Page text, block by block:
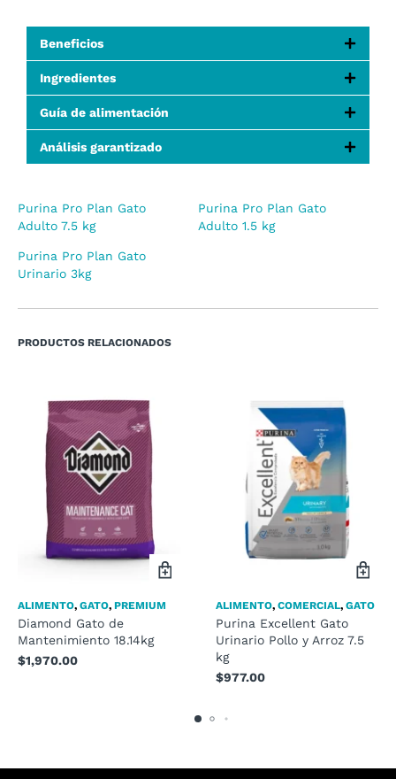
Beneficios
Ingredientes
Guía de alimentación
Análisis garantizado
Purina Pro Plan Gato
Adulto 7.5 kg
Purina Pro Plan Gato
Adulto 1.5 kg
Purina Pro Plan Gato
Urinario 3kg
PRODUCTOS RELACIONADOS
ALIMENTO, GATO, PREMIUM
Diamond Gato de
Mantenimiento 18.14kg
$1,970.00
ALIMENTO, COMERCIAL, GATO
Purina Excellent Gato
Urinario Pollo y Arroz 7.5
kg
$977.00